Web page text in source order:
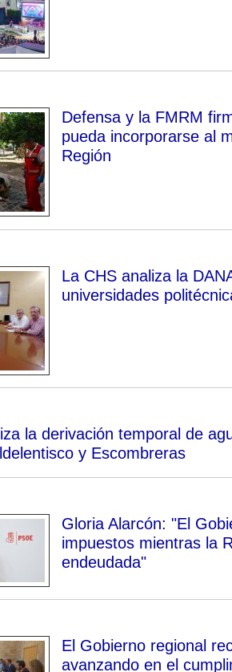
Defensa y la FMRM
pueda incorporarse al
Región
La CHS analiza la
universidades
la derivación temporal de
y Escombreras
Gloria Alarcón: "El
impuestos mientras la
endeudada"
El Gobierno regional
avanzando en el